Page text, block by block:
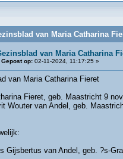
van Maria Catharina
van Maria Catharina
Gepost op:02-11-2024, 11:17:25 »
van Maria Catharina Fieret
Fieret, geb. Maastricht 9
Wouter van Andel, geb.
Gijsbertus van Andel, geb. ?s-